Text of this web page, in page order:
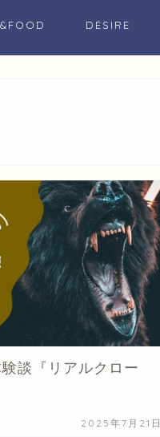
DESIRE
談『リアルクロー
2025年7月21日